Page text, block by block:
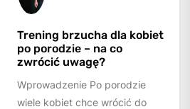
Trening brzucha dla kobiet
po porodzie – na co
zwrócić uwagę?
Wprowadzenie Po porodzie
wiele kobiet chce wrócić do